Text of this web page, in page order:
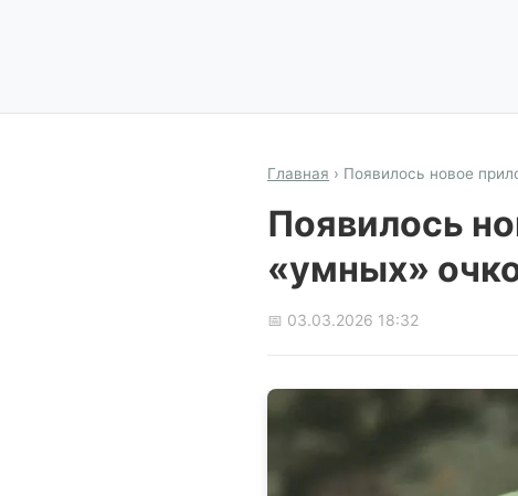
Главная › Появилось новое
Появилось
«умных»
📅 03.03.2026 18:32